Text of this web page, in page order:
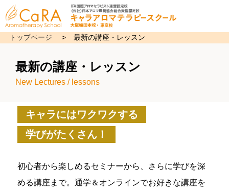
トップページ > 最新の講座・レッスン
最新の講座・レッスン
New Lectures / lessons
初心者から楽しめるセミナーから、さらに学びを深
める講座まで。通学＆オンラインでお好きな講座を
キャラにはワクワクする
学びがたくさん！